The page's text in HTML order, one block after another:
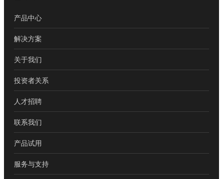
产品中心
解决方案
关于我们
投资者关系
人才招聘
联系我们
产品试用
服务与支持